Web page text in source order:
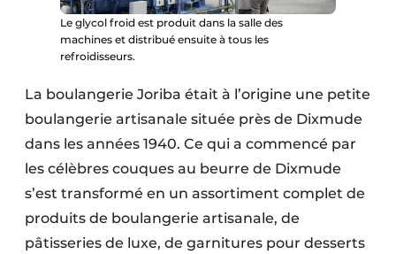
Le glycol froid est produit dans la salle des
machines et distribué ensuite à tous les
refroidisseurs.
La boulangerie Joriba était à l’origine une petite
boulangerie artisanale située près de Dixmude
dans les années 1940. Ce qui a commencé par
les célèbres couques au beurre de Dixmude
s’est transformé en un assortiment complet de
produits de boulangerie artisanale, de
pâtisseries de luxe, de garnitures pour desserts